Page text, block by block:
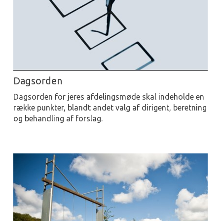
Dagsorden
Dagsorden for jeres afdelingsmøde skal indeholde en
række punkter, blandt andet valg af dirigent, beretning
og behandling af forslag.